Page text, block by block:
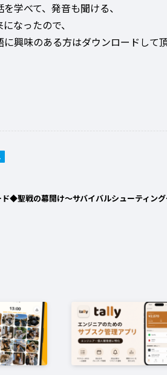
学べて、発音も聞ける、
なったので、
興味のある方はダウンロードして
◆聖戦の幕開け〜サバイバルシューティン